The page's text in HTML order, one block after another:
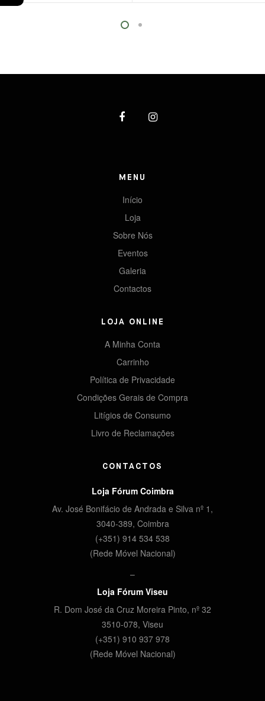
MENU
Início
Loja
Sobre Nós
Eventos
Galeria
Contactos
LOJA ONLINE
A Minha Conta
Carrinho
Política de Privacidade
Condições Gerais de Compra
Litígios de Consumo
Livro de Reclamações
CONTACTOS
Loja Fórum Coimbra
Av. José Bonifácio de Andrada e Silva nº 1,
3040-389, Coimbra
(+351) 914 534 538
(Rede Móvel Nacional)
–
Loja Fórum Viseu
R. Dom José da Cruz Moreira Pinto, nº 32
3510-078, Viseu
(+351) 910 937 978
(Rede Móvel Nacional)